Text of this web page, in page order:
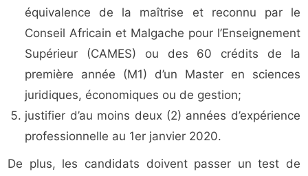
équivalence de la maîtrise et reconnu par le
Conseil Africain et Malgache pour l’Enseignement
Supérieur (CAMES) ou des 60 crédits de la
première année (M1) d’un Master en sciences
juridiques, économiques ou de gestion;
justifier d’au moins deux (2) années d’expérience
professionnelle au 1er janvier 2020.
De plus, les candidats doivent passer un test de